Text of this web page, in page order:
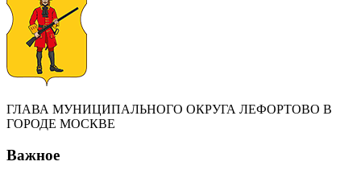
ГЛАВА МУНИЦИПАЛЬНОГО ОКРУГА ЛЕФОРТОВО В
ГОРОДЕ МОСКВЕ
Важное